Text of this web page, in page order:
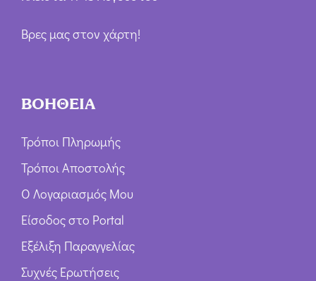
Βρες μας στον χάρτη!
ΒΟΗΘΕΙΑ
Τρόποι Πληρωμής
Τρόποι Αποστολής
Ο Λογαριασμός Μου
Είσοδος στο Portal
Εξέλιξη Παραγγελίας
Συχνές Ερωτήσεις